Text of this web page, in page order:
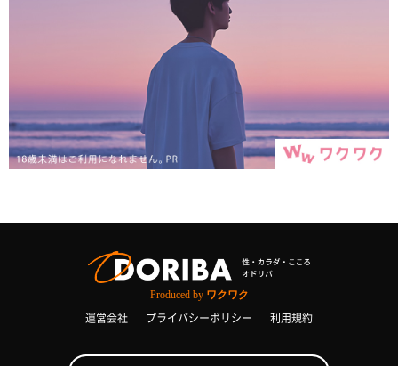
Produced by ワクワク
運営会社 プライバシーポリシー 利用規約